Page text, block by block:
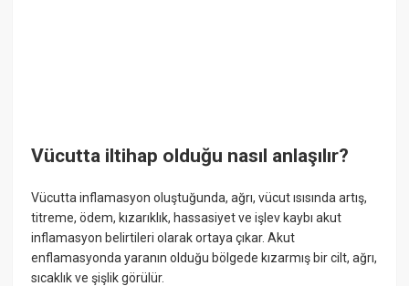
Vücutta iltihap olduğu nasıl anlaşılır?
Vücutta inflamasyon oluştuğunda, ağrı, vücut ısısında artış,
titreme, ödem, kızarıklık, hassasiyet ve işlev kaybı akut
inflamasyon belirtileri olarak ortaya çıkar. Akut
enflamasyonda yaranın olduğu bölgede kızarmış bir cilt, ağrı,
sıcaklık ve şişlik görülür.